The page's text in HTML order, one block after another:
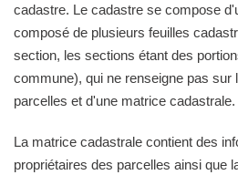
cadastre. Le cadastre se compose
composé de plusieurs feuilles
section, les sections étant des
commune), qui ne renseigne pas sur
parcelles et d'une matrice cadastrale.
La matrice cadastrale contient des
propriétaires des parcelles ainsi que